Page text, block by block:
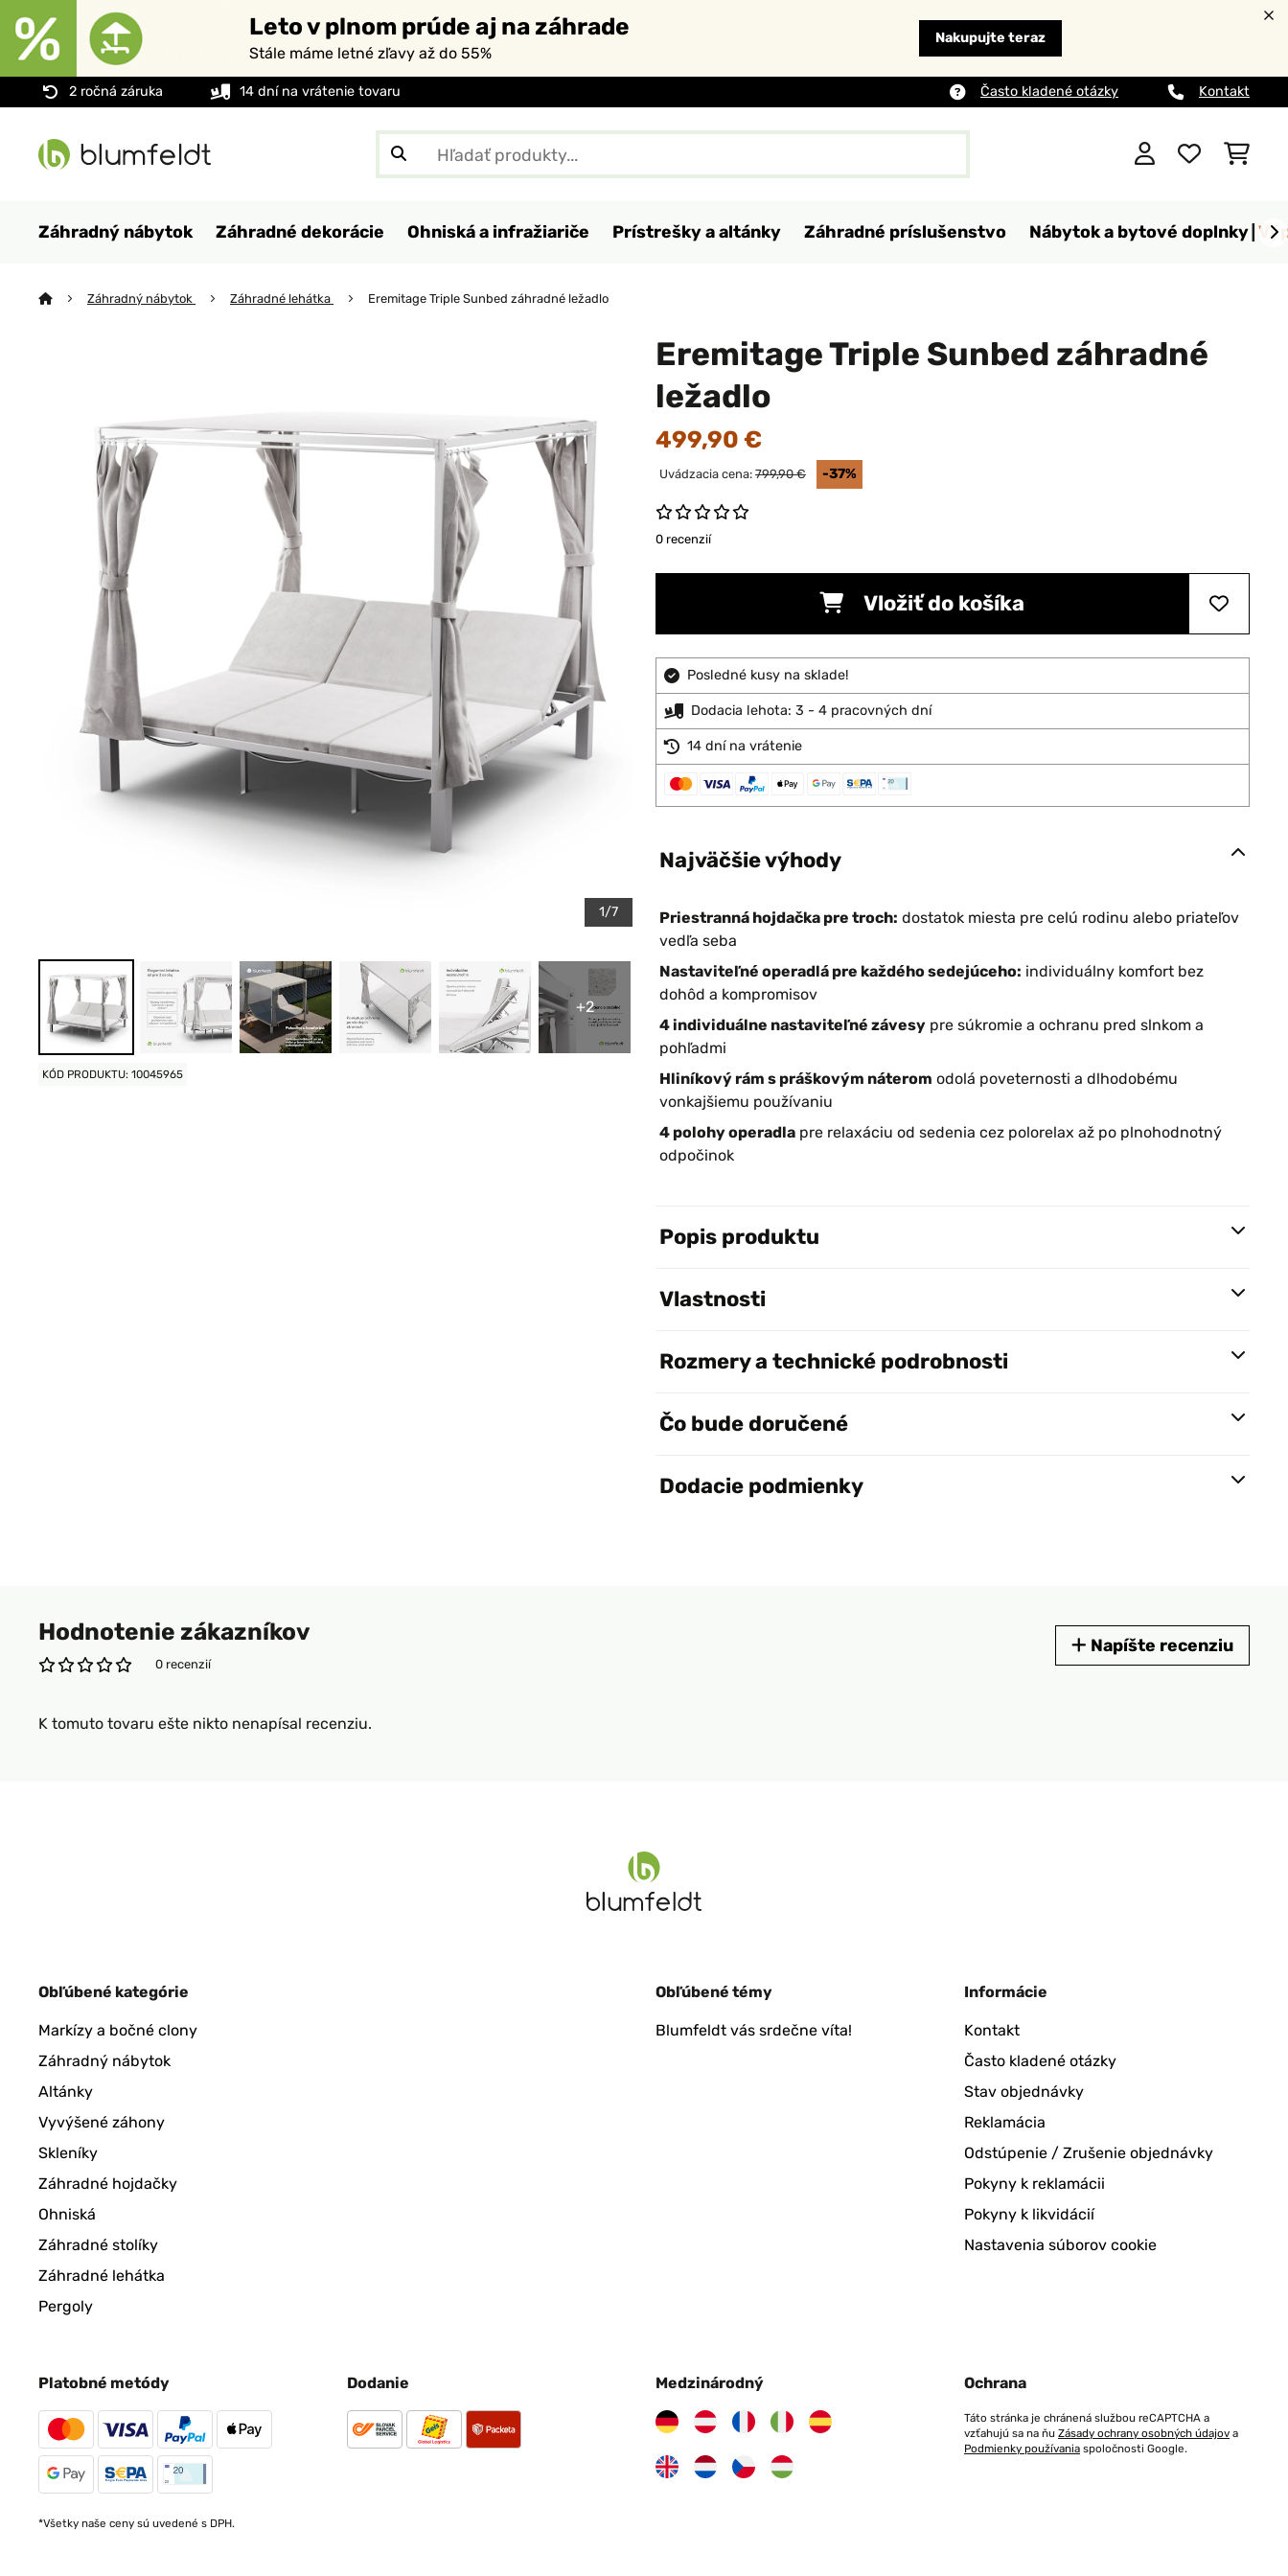
Leto v plnom prúde aj na záhrade
Stále máme letné zľavy až do 55%
Nakupujte teraz
2 ročná záruka 14 dní na vrátenie tovaru Často kladené otázky Kontakt
Záhradný nábytok Záhradné dekorácie Ohniská a infražiariče Prístrešky a altánky Záhradné príslušenstvo Nábytok a bytové doplnky
Záhradný nábytok Záhradné lehátka Eremitage Triple Sunbed záhradné ležadlo
1/7
+2
KÓD PRODUKTU: 10045965
Eremitage Triple Sunbed záhradné
ležadlo
499,90 €
Uvádzacia cena: 799,90 € -37%
0 recenzií
Vložiť do košíka
Posledné kusy na sklade!
Dodacia lehota: 3 - 4 pracovných dní
14 dní na vrátenie
Najväčšie výhody
Priestranná hojdačka pre troch: dostatok miesta pre celú rodinu alebo priateľov
vedľa seba
Nastaviteľné operadlá pre každého sedejúceho: individuálny komfort bez
dohôd a kompromisov
4 individuálne nastaviteľné závesy pre súkromie a ochranu pred slnkom a
pohľadmi
Hliníkový rám s práškovým náterom odolá poveternosti a dlhodobému
vonkajšiemu používaniu
4 polohy operadla pre relaxáciu od sedenia cez polorelax až po plnohodnotný
odpočinok
Popis produktu
Vlastnosti
Rozmery a technické podrobnosti
Čo bude doručené
Dodacie podmienky
Hodnotenie zákazníkov
0 recenzií
Napíšte recenziu
K tomuto tovaru ešte nikto nenapísal recenziu.
Obľúbené kategórie
Markízy a bočné clony
Záhradný nábytok
Altánky
Vyvýšené záhony
Skleníky
Záhradné hojdačky
Ohniská
Záhradné stolíky
Záhradné lehátka
Pergoly
Obľúbené témy
Blumfeldt vás srdečne víta!
Informácie
Kontakt
Často kladené otázky
Stav objednávky
Reklamácia
Odstúpenie / Zrušenie objednávky
Pokyny k reklamácii
Pokyny k likvidácií
Nastavenia súborov cookie
Platobné metódy
*Všetky naše ceny sú uvedené s DPH.
Dodanie Medzinárodný Ochrana
Táto stránka je chránená službou reCAPTCHA a
vzťahujú sa na ňu Zásady ochrany osobných údajov a
Podmienky používania spoločnosti Google.